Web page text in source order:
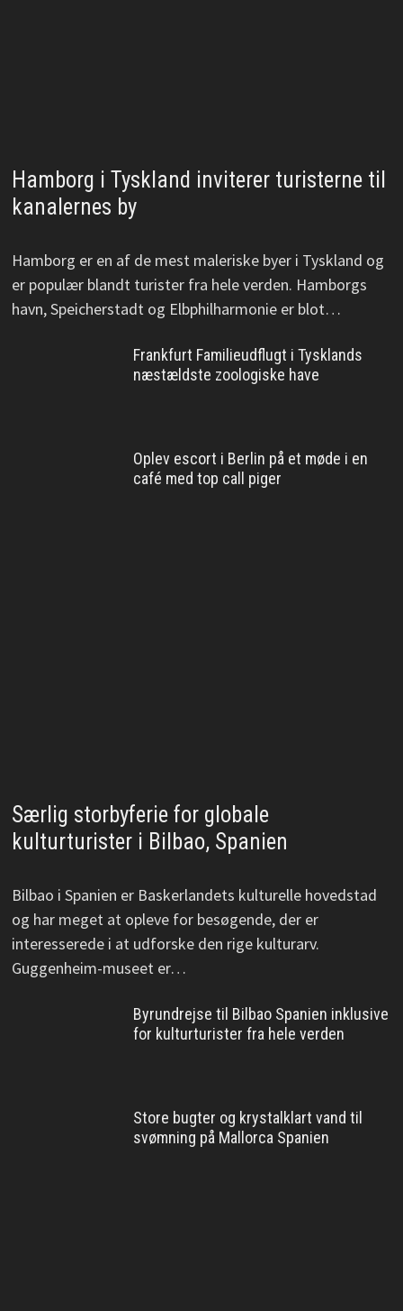
Hamborg i Tyskland inviterer turisterne til
kanalernes by
Hamborg er en af de mest maleriske byer i Tyskland og
er populær blandt turister fra hele verden. Hamborgs
havn, Speicherstadt og Elbphilharmonie er blot…
Frankfurt Familieudflugt i Tysklands
næstældste zoologiske have
Oplev escort i Berlin på et møde i en
café med top call piger
Særlig storbyferie for globale
kulturturister i Bilbao, Spanien
Bilbao i Spanien er Baskerlandets kulturelle hovedstad
og har meget at opleve for besøgende, der er
interesserede i at udforske den rige kulturarv.
Guggenheim-museet er…
Byrundrejse til Bilbao Spanien inklusive
for kulturturister fra hele verden
Store bugter og krystalklart vand til
svømning på Mallorca Spanien